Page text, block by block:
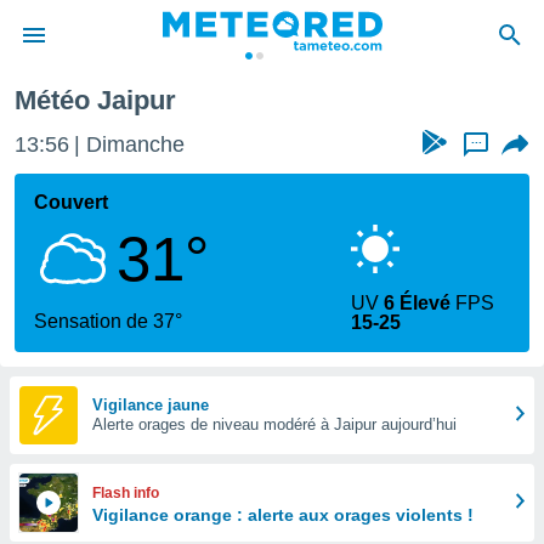
de
Météo Jaipur
13:56 Dimanche ...
Couvert
31°
Sensation de 37°
UV6 Élevé FPS
15-25
Vigilance jaune
Alerte orages de niveau modéré à Jaipur aujourd’hui
Flash info
Vigilance orange : alerte aux orages violents !